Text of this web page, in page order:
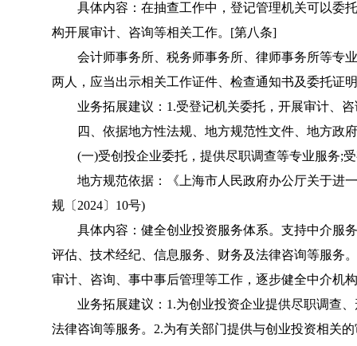
具体内容：在抽查工作中，登记管理机关可以委
构开展审计、咨询等相关工作。[第八条]
会计师事务所、税务师事务所、律师事务所等专
两人，应当出示相关工作证件、检查通知书及委托证
业务拓展建议：1.受登记机关委托，开展审计、咨
四、依据地方性法规、地方规范性文件、地方政
(一)受创投企业委托，提供尽职调查等专业服务;受
地方规范依据：《上海市人民政府办公厅关于进
规〔2024〕10号)
具体内容：健全创业投资服务体系。支持中介服
评估、技术经纪、信息服务、财务及法律咨询等服务
审计、咨询、事中事后管理等工作，逐步健全中介机
业务拓展建议：1.为创业投资企业提供尽职调查、
法律咨询等服务。2.为有关部门提供与创业投资相关